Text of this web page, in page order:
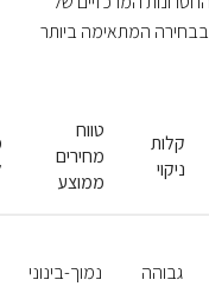
בבחירה המתאימה ביותר
קלות
ניקוי
טווח
מחירים
ממוצע
גבוהה נמוך-בינוני